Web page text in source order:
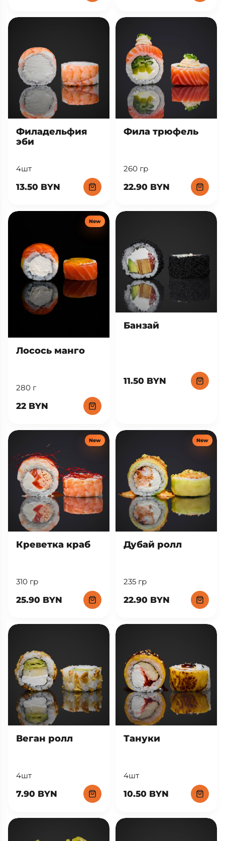
Филадельфия
эби
4шт
13.50 BYN
Фила трюфель
260 гр
22.90 BYN
New
Лосось манго
280 г
22 BYN
Банзай
11.50 BYN
New
Креветка краб
310 гр
25.90 BYN
New
Дубай ролл
235 гр
22.90 BYN
Веган ролл
4шт
7.90 BYN
Тануки
4шт
10.50 BYN